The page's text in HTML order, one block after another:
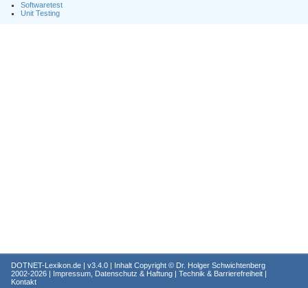
Softwaretest
Unit Testing
DOTNET-Lexikon.de | v3.4.0 | Inhalt Copyright © Dr. Holger Schwichtenberg
2002-2026 | Impressum, Datenschutz & Haftung | Technik & Barrierefreiheit |
Kontakt